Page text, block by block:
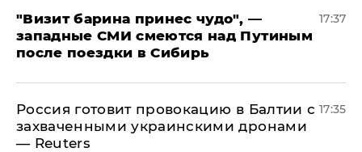
"Визит барина принес чудо", —
западные СМИ смеются над Путиным
после поездки в Сибирь
17:37
​Россия готовит провокацию в Балтии с
захваченными украинскими дронами
— Reuters
17:35